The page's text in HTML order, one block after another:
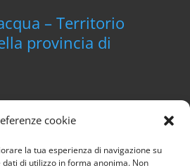
cookie
la tua esperienza di navigazione su
di utilizzo in forma anonima. Non
– Territorio
provincia di